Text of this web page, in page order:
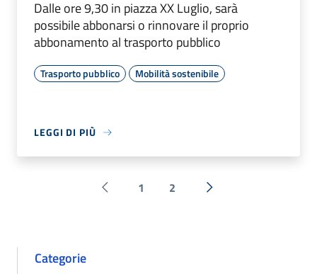
Dalle ore 9,30 in piazza XX Luglio, sarà
possibile abbonarsi o rinnovare il proprio
abbonamento al trasporto pubblico
Trasporto pubblico Mobilità sostenibile
LEGGI DI PIÙ
Pagina precedente
1 2 Successiva »
Categorie